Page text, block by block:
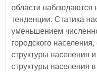
области наблюдаются
тенденции. Статика
уменьшением
городского
структуры населения
структуры населения